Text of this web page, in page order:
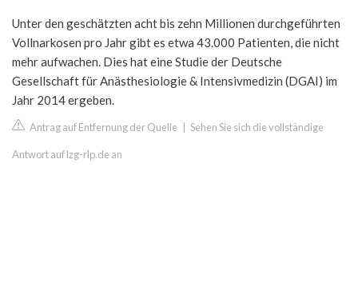
Unter den geschätzten acht bis zehn Millionen durchgeführten
Vollnarkosen pro Jahr gibt es etwa 43.000 Patienten, die nicht
mehr aufwachen. Dies hat eine Studie der Deutsche
Gesellschaft für Anästhesiologie & Intensivmedizin (DGAI) im
Jahr 2014 ergeben.
Antrag auf Entfernung der Quelle Sehen Sie sich die vollständige
Antwort auf lzg-rlp.de an